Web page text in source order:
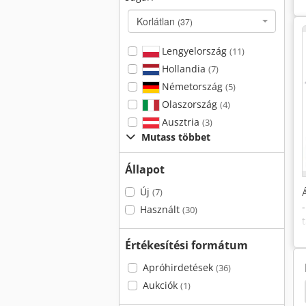
Korlátlan (37)
Lengyelország (11)
Hollandia (7)
Németország (5)
Olaszország (4)
Ausztria (3)
Mutass többet
Állapot
Új (7)
Használt (30)
Értékesítési formátum
Apróhirdetések (36)
Aukciók (1)